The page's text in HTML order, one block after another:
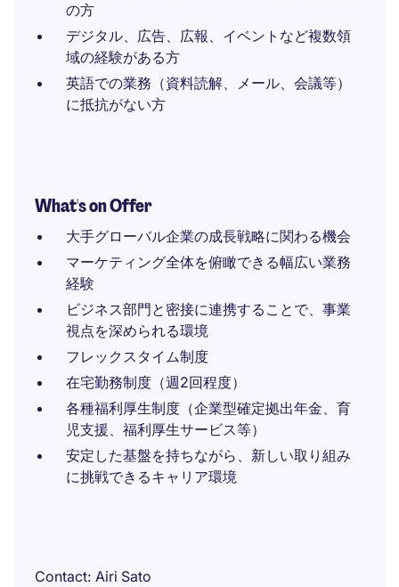
の方
デジタル、広告、広報、イベントなど複数領
域の経験がある方
英語での業務（資料読解、メール、会議等）
に抵抗がない方
What's on Offer
大手グローバル企業の成長戦略に関わる機会
マーケティング全体を俯瞰できる幅広い業務
経験
ビジネス部門と密接に連携することで、事業
視点を深められる環境
フレックスタイム制度
在宅勤務制度（週2回程度）
各種福利厚生制度（企業型確定拠出年金、育
児支援、福利厚生サービス等）
安定した基盤を持ちながら、新しい取り組み
に挑戦できるキャリア環境
Contact Airi Sato